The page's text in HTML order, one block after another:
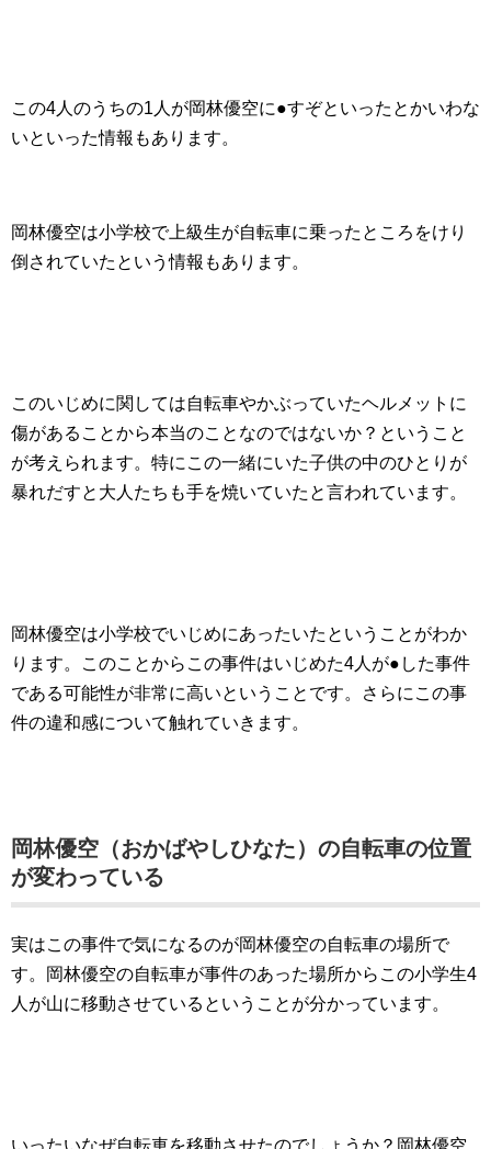
この4人のうちの1人が岡林優空に●すぞといったとかいわな
いといった情報もあります。
岡林優空は小学校で上級生が自転車に乗ったところをけり
倒されていたという情報もあります。
このいじめに関しては自転車やかぶっていたヘルメットに
傷があることから本当のことなのではないか？ということ
が考えられます。特にこの一緒にいた子供の中のひとりが
暴れだすと大人たちも手を焼いていたと言われています。
岡林優空は小学校でいじめにあったいたということがわか
ります。このことからこの事件はいじめた4人が●した事件
である可能性が非常に高いということです。さらにこの事
件の違和感について触れていきます。
岡林優空（おかばやしひなた）の自転車の位置
が変わっている
実はこの事件で気になるのが岡林優空の自転車の場所で
す。岡林優空の自転車が事件のあった場所からこの小学生4
人が山に移動させているということが分かっています。
いったいなぜ自転車を移動させたのでしょうか？岡林優空